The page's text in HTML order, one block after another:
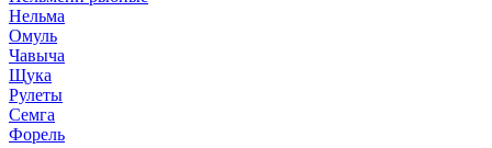
Нельма
Омуль
Чавыча
Щука
Рулеты
Семга
Форель